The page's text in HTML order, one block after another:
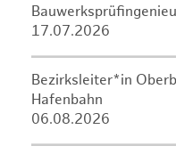
17.07.2026
Bezirksleiter*in
Hafenbahn
06.08.2026